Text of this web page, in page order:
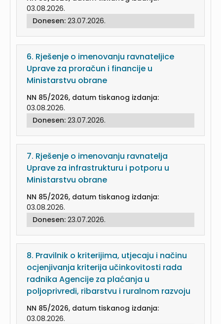
03.08.2026.
Donesen: 23.07.2026.
6. Rješenje o imenovanju ravnateljice
Uprave za proračun i financije u
Ministarstvu obrane
NN 85/2026, datum tiskanog izdanja:
03.08.2026.
Donesen: 23.07.2026.
7. Rješenje o imenovanju ravnatelja
Uprave za infrastrukturu i potporu u
Ministarstvu obrane
NN 85/2026, datum tiskanog izdanja:
03.08.2026.
Donesen: 23.07.2026.
8. Pravilnik o kriterijima, utjecaju i načinu
ocjenjivanja kriterija učinkovitosti rada
radnika Agencije za plaćanja u
poljoprivredi, ribarstvu i ruralnom razvoju
NN 85/2026, datum tiskanog izdanja:
03.08.2026.